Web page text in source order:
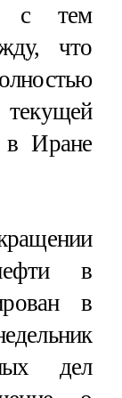
с тем
что
в Иране
в
в
дел